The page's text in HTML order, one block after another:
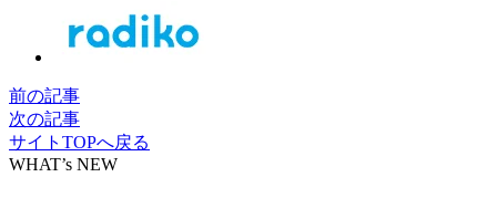
前の記事
次の記事
サイトTOPへ戻る
WHAT’s NEW